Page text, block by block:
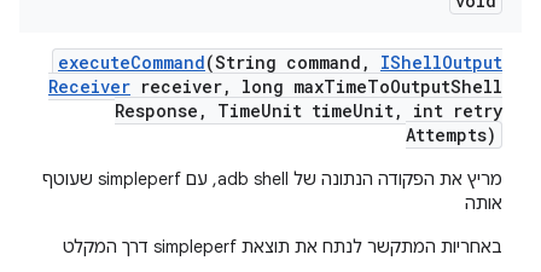
executeCommand(String command , IShellOutput
Receiver receiver, long maxTimeToOutputShell
Response , TimeUnit timeUnit,
int retry
Attempts)
מריץ את הפקודה הנתונה של adb shell, עם simpleperf שעוטף
אותה
באחריות המתקשר לנתח את תוצאת simpleperf דרך המקלט